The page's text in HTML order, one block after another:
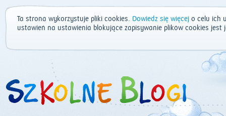
Ta strona wykorzystuje pliki cookies. Dowiedz się więcej o celu ich
ustawień na ustawienia blokujące zapisywanie plików cookies